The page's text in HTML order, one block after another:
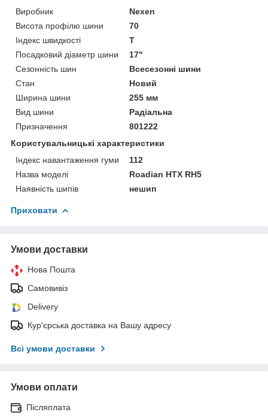
Виробник
Nexen
Висота профілю шини
70
Індекс швидкості
T
Посадковий діаметр шини
17"
Сезонність шин
Всесезонні шини
Стан
Новий
Ширина шини
255 мм
Вид шини
Радіальна
Призначення
801222
Користувальницькі характеристики
Індекс навантаження гуми
112
Назва моделі
Roadian HTX RH5
Наявність шипів
нешип
Приховати
Умови доставки
Нова Пошта
Самовивіз
Delivery
Кур'єрська доставка на Вашу адресу
Всі умови доставки
Умови оплати
Післяплата